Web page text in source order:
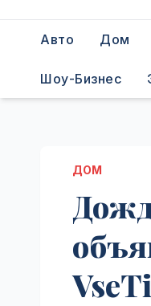
Авто Дом
Шоу-Бизнес
ДОМ